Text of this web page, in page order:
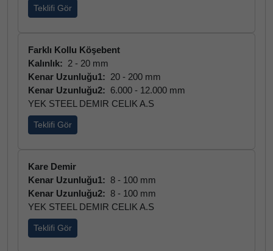
Teklifi Gör
Farklı Kollu Köşebent
Kalınlık: 2 - 20 mm
Kenar Uzunluğu1: 20 - 200 mm
Kenar Uzunluğu2: 6.000 - 12.000 mm
YEK STEEL DEMIR CELIK A.S
Teklifi Gör
Kare Demir
Kenar Uzunluğu1: 8 - 100 mm
Kenar Uzunluğu2: 8 - 100 mm
YEK STEEL DEMIR CELIK A.S
Teklifi Gör